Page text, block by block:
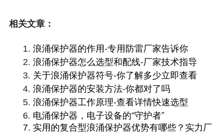
相关文章：
1. 浪涌保护器的作用-专用防雷厂家告诉你
2. 浪涌保护器怎么选型和配线-厂家技术指导
3. 关于浪涌保护器符号-你了解多少立即查看
4. 浪涌保护器的安装方法-你都对了吗
5. 浪涌保护器工作原理-查看详情快速选型
6. 电涌保护器，电子设备的“守护者”
7. 实用的复合型浪涌保护器优势有哪些？实力厂